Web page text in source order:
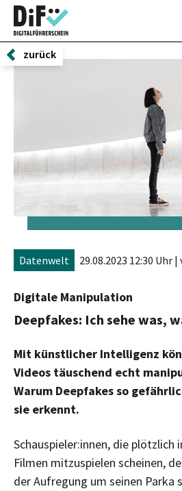
zurück
Datenwelt 29.08.2023 12:30 Uhr |
Digitale Manipulation
Deepfakes: Ich sehe was,
Mit künstlicher Intelligenz
Videos täuschend echt
Warum Deepfakes so
sie erkennt.
Schauspieler:innen, die plötzlich
Filmen mitzuspielen scheinen,
der Aufregung um seinen Parka